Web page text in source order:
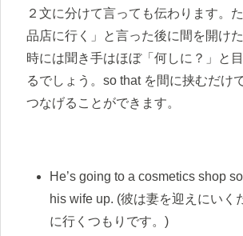
２文に分けて言っても伝わります。
品店に行く」と言った後に間を開け
時には聞き手はほぼ「何しに？」と
るでしょう。so that を間に挟むだけ
つなげることができます。
He’s going to a cosmetics shop
his wife up. (彼は妻を迎えにいく
に行くつもりです。)